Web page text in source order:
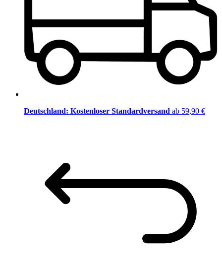
Deutschland: Kostenloser Standardversand ab 59,90 €